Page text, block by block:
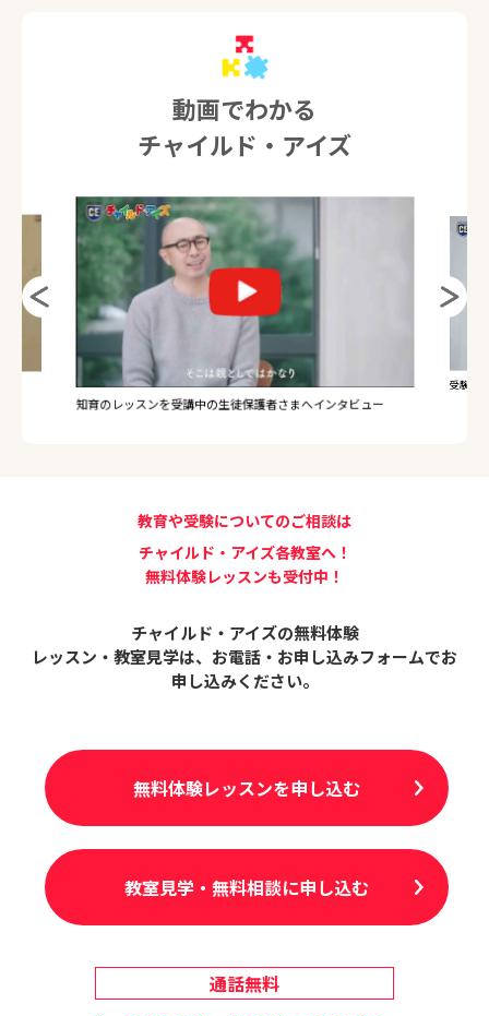
動画でわかる
チャイルド・アイズ
知育のレッスンを受講中の生徒保護者さまへインタビュー
受験の
教育や受験についてのご相談は
チャイルド・アイズ各教室へ！
無料体験レッスンも受付中！
チャイルド・アイズの無料体験
レッスン・教室見学は、 お電話・お申し込みフォームでお
申し込みください。
無料体験レッスンを申し込む
教室見学・無料相談に申し込む
通話無料